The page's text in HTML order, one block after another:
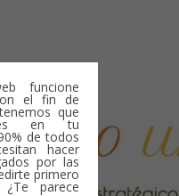
funcione
el fin de
que
en tu
de todos
hacer
por las
primero
parece